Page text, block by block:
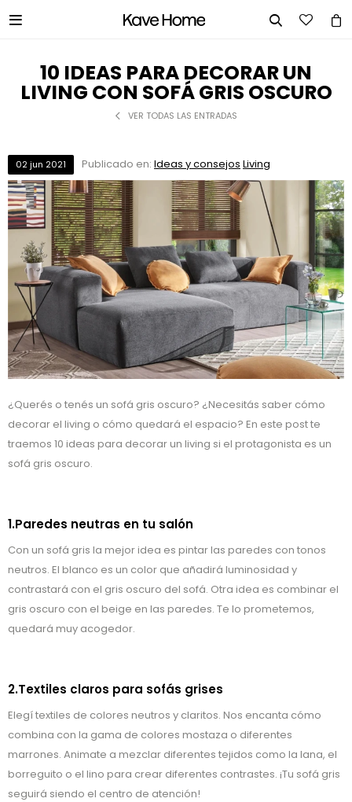
 
10 IDEAS PARA DECORAR UN
LIVING CON SOFÁ GRIS OSCURO
VER TODAS LAS ENTRADAS
02jun 2021 Publicado en: Ideas y consejos Living
¿Querés o tenés un sofá gris oscuro? ¿Necesitás saber cómo
decorar el living o cómo quedará el espacio? En este post te
traemos 10 ideas para decorar un living si el protagonista es un
sofá gris oscuro.
1.Paredes neutras en tu salón
Con un sofá gris la mejor idea es pintar las paredes con tonos
neutros. El blanco es un color que añadirá luminosidad y
contrastará con el gris oscuro del sofá. Otra idea es combinar el
gris oscuro con el beige en las paredes. Te lo prometemos,
quedará muy acogedor.
2.Textiles claros para sofás grises
Elegí textiles de colores neutros y claritos. Nos encanta cómo
combina con la gama de colores mostaza o diferentes
marrones. Animate a mezclar diferentes tejidos como la lana, el
borreguito o el lino para crear diferentes contrastes. ¡Tu sofá gris
seguirá siendo el centro de atención!